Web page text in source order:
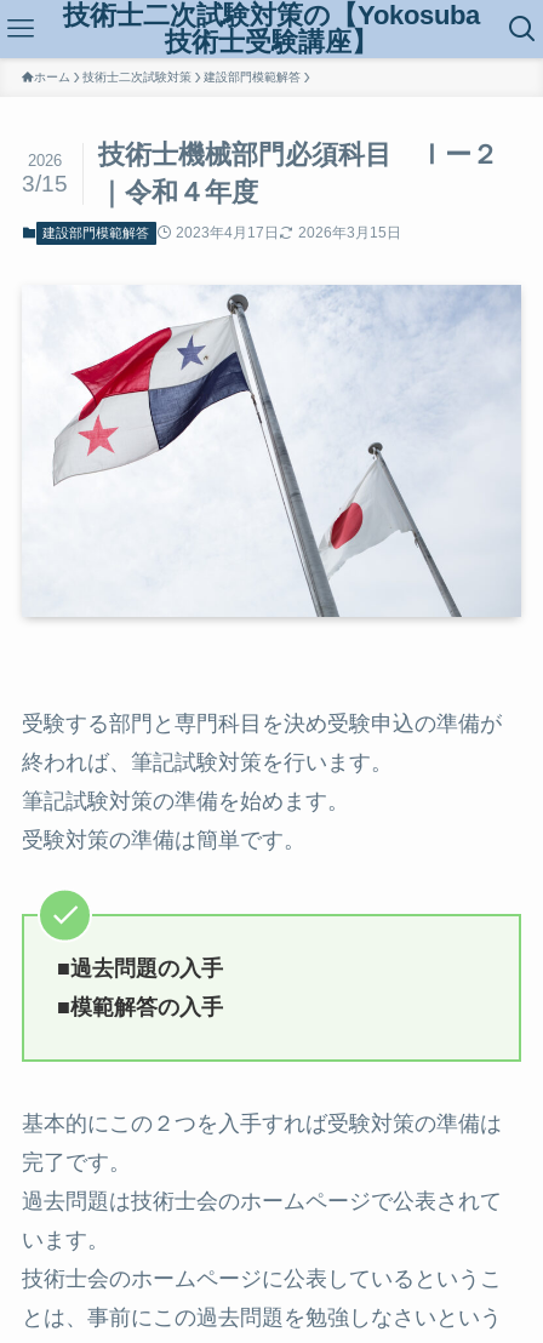
技術士二次試験対策の【Yokosuba
技術士受験講座】
ホーム 技術士二次試験対策 建設部門模範解答
技術士機械部門必須科目 Ⅰー２
｜令和４年度
2026
3/15
建設部門模範解答 2023年4月17日 2026年3月15日
受験する部門と専門科目を決め受験申込の準備が
終われば、筆記試験対策を行います。
筆記試験対策の準備を始めます。
受験対策の準備は簡単です。
■過去問題の入手
■模範解答の入手
基本的にこの２つを入手すれば受験対策の準備は
完了です。
過去問題は技術士会のホームページで公表されて
います。
技術士会のホームページに公表しているというこ
とは、事前にこの過去問題を勉強しなさいという